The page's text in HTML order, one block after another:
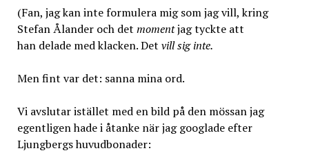
(Fan, jag kan inte formulera mig som jag vill, kring
Stefan Ålander och det momentjag tyckte att
han delade med klacken. Det vill sig inte.
Men fint var det: sanna mina ord.
Vi avslutar istället med en bild på den mössan jag
egentligen hade i åtanke när jag googlade efter
Ljungbergs huvudbonader: